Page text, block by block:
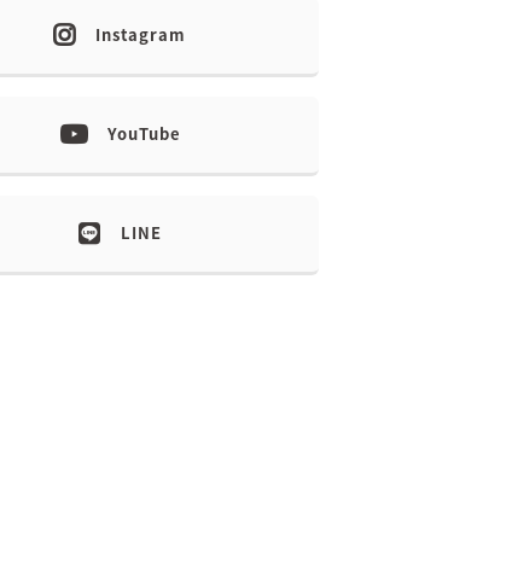
Instagram
YouTube
LINE